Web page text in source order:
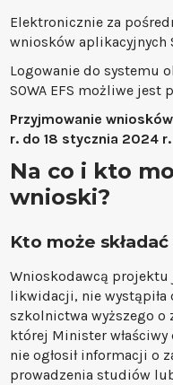
Elektronicznie za
wniosków aplikacyjnych
Logowanie do systemu
SOWA EFS możliwe jest
Przyjmowanie
r. do 18 stycznia 2024 r.
Na co i kto
wnioski?
Kto może
Wnioskodawcą
likwidacji, nie wystąpiła
szkolnictwa wyższego o
której Minister
nie ogłosił informacji o
prowadzenia studiów